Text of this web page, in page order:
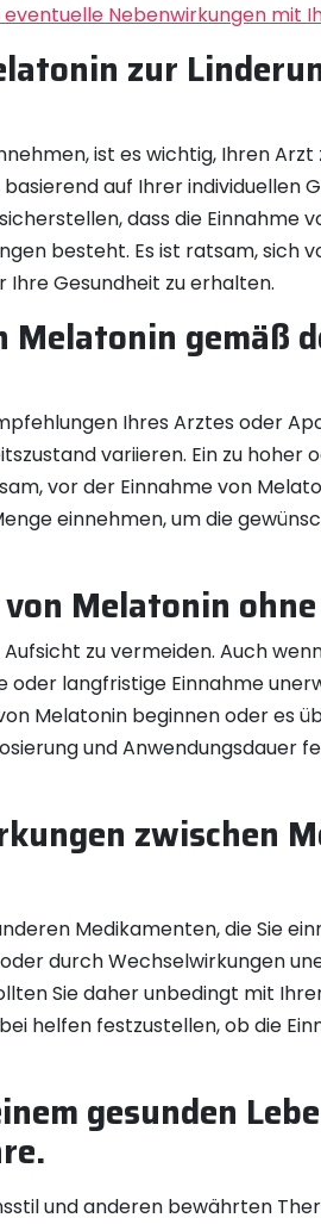
Nebenwirkungen mit
zur
ist es wichtig, Ihren
auf Ihrer individuellen
dass die Einnahme
besteht. Es ist ratsam, sich
Gesundheit zu erhalten.
gemäß
Ihres Arztes oder
variieren. Ein zu hoher
vor der Einnahme von
einnehmen, um die
Melatonin
zu vermeiden. Auch
langfristige Einnahme
Melatonin beginnen oder es
und Anwendungsdauer
zwischen
Medikamenten, die Sie
durch Wechselwirkungen
Sie daher unbedingt mit
helfen festzustellen, ob die
gesunden
und anderen bewährten